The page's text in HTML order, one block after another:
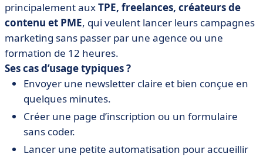
principalement auxTPE, freelances, créateurs de
contenu et PME, qui veulent lancer leurs campagnes
marketing sans passer par une agence ou une
formation de 12 heures.
Ses cas d’usage typiques ?
Envoyer une newsletter claire et bien conçue en
quelques minutes.
Créer une page d’inscription ou un formulaire
sans coder.
Lancer une petite automatisation pour accueillir